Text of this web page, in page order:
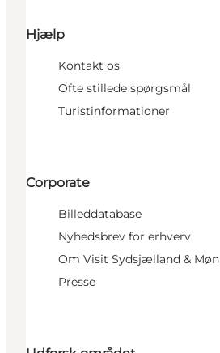
Hjælp
Kontakt os
Ofte stillede spørgsmål
Turistinformationer
Corporate
Billeddatabase
Nyhedsbrev for erhverv
Om Visit Sydsjælland & Møn
Presse